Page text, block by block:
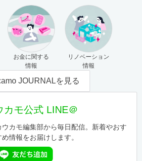
お金に関する
情報
リノベーション
情報
JOURNALを見る
カモ公式 LINE＠
ウカモ編集部から毎日配信。新着やおす
め情報をお届けします。